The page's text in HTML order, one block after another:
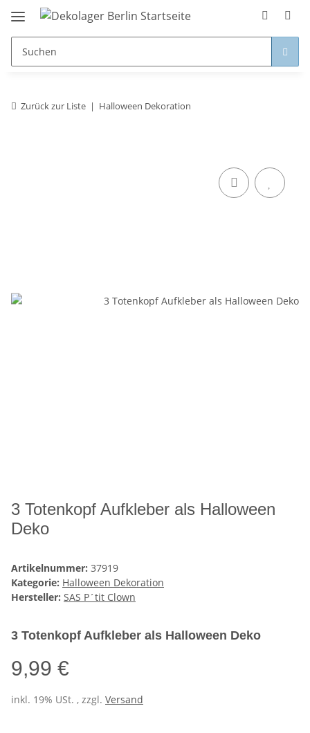
Zurück zur Liste Halloween Dekoration
3 Totenkopf Aufkleber als Halloween
Deko
Artikelnummer: 37919
Kategorie: Halloween Dekoration
Hersteller: SAS P´tit Clown
3 Totenkopf Aufkleber als Halloween Deko
9,99 €
inkl. 19% USt. , zzgl. Versand